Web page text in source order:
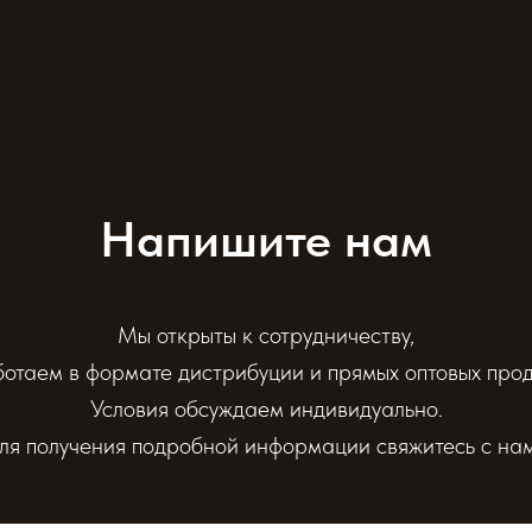
Напишите нам
Мы открыты к сотрудничеству,
в формате дистрибуции и прямых оптовых
Условия обсуждаем индивидуально.
получения подробной информации свяжитесь с